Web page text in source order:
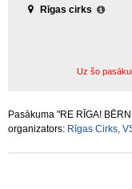
Rīgas cirks
Uz šo
Pasākuma "RE RĪGA!
organizators: Rīgas Cirks,